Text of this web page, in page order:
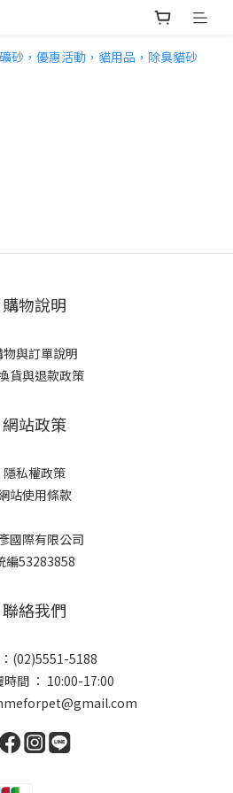
購物說明
物與訂單說明
貨與退款政策
網站政策
隱私權政策
站使用條款
國際有限公司
編53283858
聯絡我們
(02)5551-5188
時間 ： 10:00-17:00